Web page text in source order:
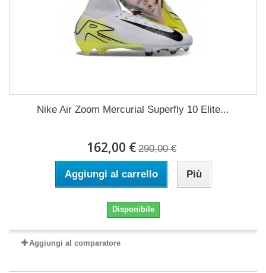
Nike Air Zoom Mercurial Superfly 10 Elite...
162,00 € 290,00 €
Aggiungi al carrello Più
Disponibile
Aggiungi al comparatore